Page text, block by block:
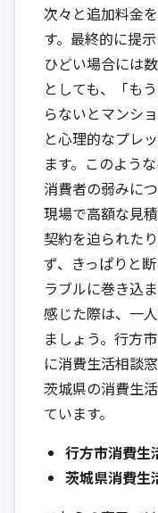
次々と追加料金
す。最終的に提
ひどい場合には
としても、「も
らないとマンシ
と心理的なプレ
ます。このよう
消費者の弱みに
現場で高額な見
契約を迫られた
ず、きっぱりと
ラブルに巻き込
感じた際は、一
ましょう。行方
に消費生活相談
茨城県の消費生
ています。
行方市消費生
茨城県消費生